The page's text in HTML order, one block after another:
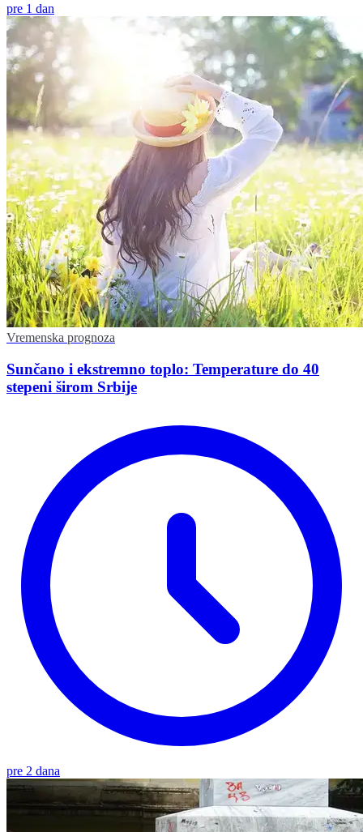
pre 1 dan
Vremenska prognoza
Sunčano i ekstremno toplo: Temperature do 40
stepeni širom Srbije
pre 2 dana